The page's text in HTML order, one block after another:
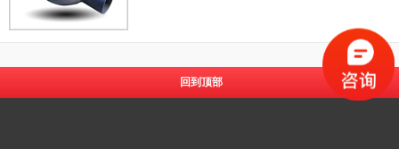
回到顶部